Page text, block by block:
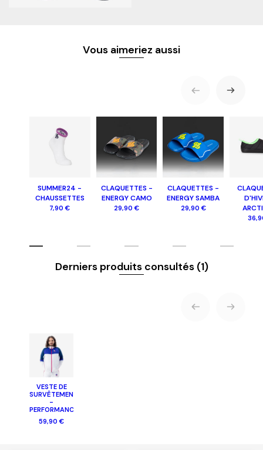
Vous aimeriez aussi
SUMMER24 -
CHAUSSETTES
7,90 €
CLAQUETTES -
ENERGY CAMO
29,90 €
CLAQUETTES -
ENERGY SAMBA
29,90 €
Derniers produits consultés (1)
VESTE DE
SURVÊTEMENT
-
PERFORMANCE
59,90 €